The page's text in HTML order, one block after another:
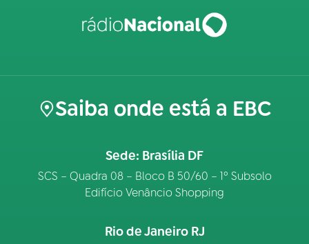
Saiba onde está a EBC
Sede: Brasília DF
SCS – Quadra 08 – Bloco B 50/60 – 1º Subsolo
Edifício Venâncio Shopping
Rio de Janeiro RJ